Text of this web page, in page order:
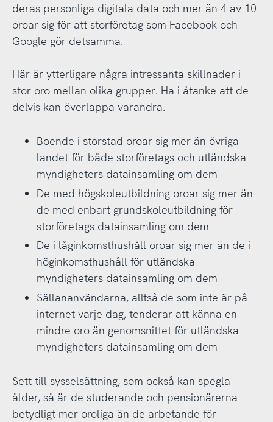
deras personliga digitala data och mer än 4 av 10
oroar sig för att storföretag som Facebook och
Google gör detsamma.
Här är ytterligare några intressanta skillnader i
stor oro mellan olika grupper. Ha i åtanke att de
delvis kan överlappa varandra.
Boende i storstad oroar sig mer än övriga
landet för både storföretags och utländska
myndigheters datainsamling om dem
De med högskoleutbildning oroar sig mer än
de med enbart grundskoleutbildning för
storföretags datainsamling om dem
De i låginkomsthushåll oroar sig mer än de i
höginkomsthushåll för utländska
myndigheters datainsamling om dem
Sällananvändarna, alltså de som inte är på
internet varje dag, tenderar att känna en
mindre oro än genomsnittet för utländska
myndigheters datainsamling om dem
Sett till sysselsättning, som också kan spegla
ålder, så är de studerande och pensionärerna
betydligt mer oroliga än de arbetande för